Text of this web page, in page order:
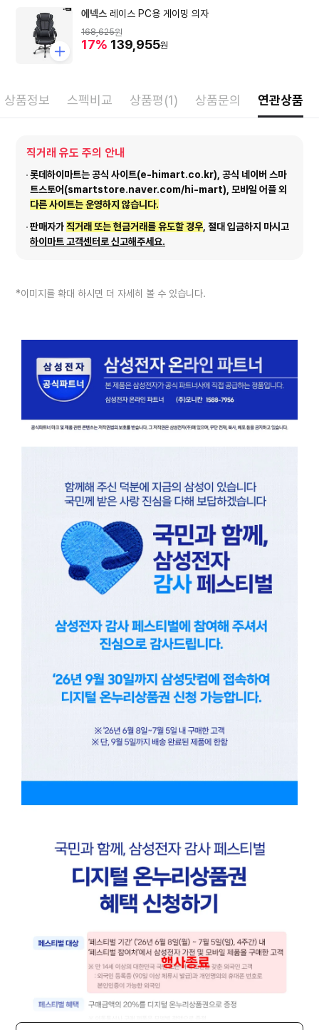
에넥스 레이스 PC용 게이밍 의자
168,625원
17% 139,955원
상품정보 스펙비교 상품평(1) 상품문의 연관상품
직거래 유도 주의 안내
롯데하이마트는 공식 사이트(e-himart.co.kr), 공식 네이버 스마
트스토어(smartstore.naver.com/hi-mart), 모바일 어플 외
다른 사이트는 운영하지 않습니다.
판매자가직거래 또는 현금거래를 유도할 경우, 절대 입금하지 마시고
하이마트 고객센터로 신고해주세요.
*이미지를 확대 하시면 더 자세히 볼 수 있습니다.